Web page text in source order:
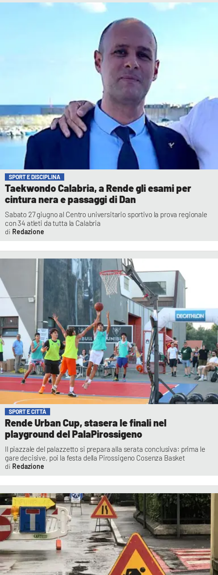
SPORT E DISCIPLINA
Taekwondo Calabria, a Rende gli esami per
cintura nera e passaggi di Dan
Sabato 27 giugno al Centro universitario sportivo la prova regionale
con 34 atleti da tutta la Calabria
Redazione
SPORT E CITTÀ
Rende Urban Cup, stasera le finali nel
playground del PalaPirossigeno
Il piazzale del palazzetto si prepara alla serata conclusiva: prima le
gare decisive, poi la festa della Pirossigeno Cosenza Basket
Redazione